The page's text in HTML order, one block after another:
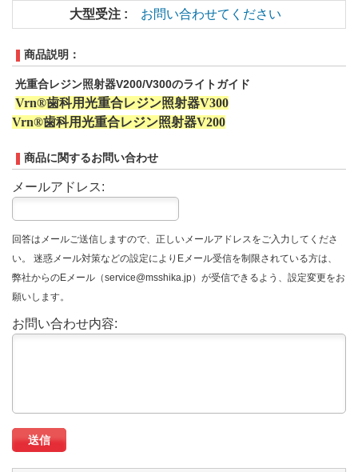
大型受注 : お問い合わせてください
商品説明：
光重合レジン照射器V200/V300のライトガイド
Vrn®歯科用光重合レジン照射器V300
Vrn®歯科用光重合レジン照射器V200
商品に関するお問い合わせ
メールアドレス:
回答はメールご送信しますので、正しいメールアドレスをご入力してくださ
い。 迷惑メール対策などの設定によりEメール受信を制限されている方は、
弊社からのEメール（service@msshika.jp）が受信できるよう、設定変更をお
願いします。
お問い合わせ内容: